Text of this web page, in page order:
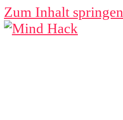
Zum Inhalt springen